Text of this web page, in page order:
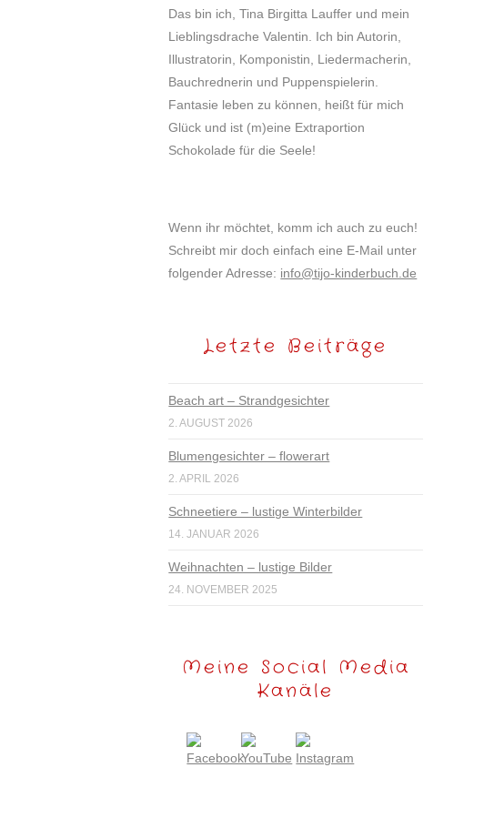
Das bin ich, Tina Birgitta Lauffer und mein
Lieblingsdrache Valentin. Ich bin Autorin,
Illustratorin, Komponistin, Liedermacherin,
Bauchrednerin und Puppenspielerin.
Fantasie leben zu können, heißt für mich
Glück und ist (m)eine Extraportion
Schokolade für die Seele!
Wenn ihr möchtet, komm ich auch zu euch!
Schreibt mir doch einfach eine E-Mail unter
folgender Adresse: info@tijo-kinderbuch.de
Letzte Beiträge
Beach art – Strandgesichter
2. AUGUST 2026
Blumengesichter – flowerart
2. APRIL 2026
Schneetiere – lustige Winterbilder
14. JANUAR 2026
Weihnachten – lustige Bilder
24. NOVEMBER 2025
Meine Social Media
Kanäle